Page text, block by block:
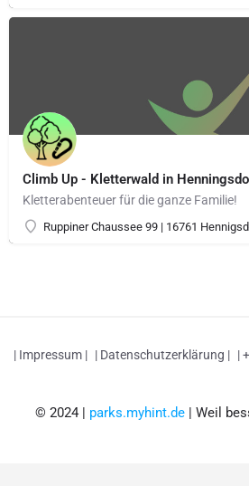
Climb Up - Kletterwald in
Kletterabenteuer für die ganze Familie!
Ruppiner Chaussee 99 | 16761
| Impressum | | Datenschutzerklärung | |
© 2024 | parks.myhint.de | Weil